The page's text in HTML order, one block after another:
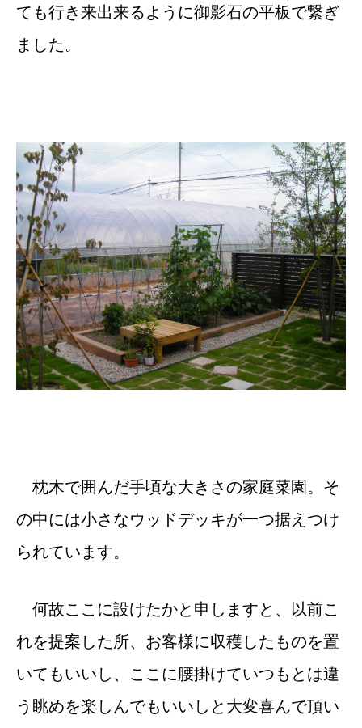
ても行き来出来るように御影石の平板で繋ぎ
ました。
枕木で囲んだ手頃な大きさの家庭菜園。そ
の中には小さなウッドデッキが一つ据えつけ
られています。
何故ここに設けたかと申しますと、以前こ
れを提案した所、お客様に収穫したものを置
いてもいいし、ここに腰掛けていつもとは違
う眺めを楽しんでもいいしと大変喜んで頂い